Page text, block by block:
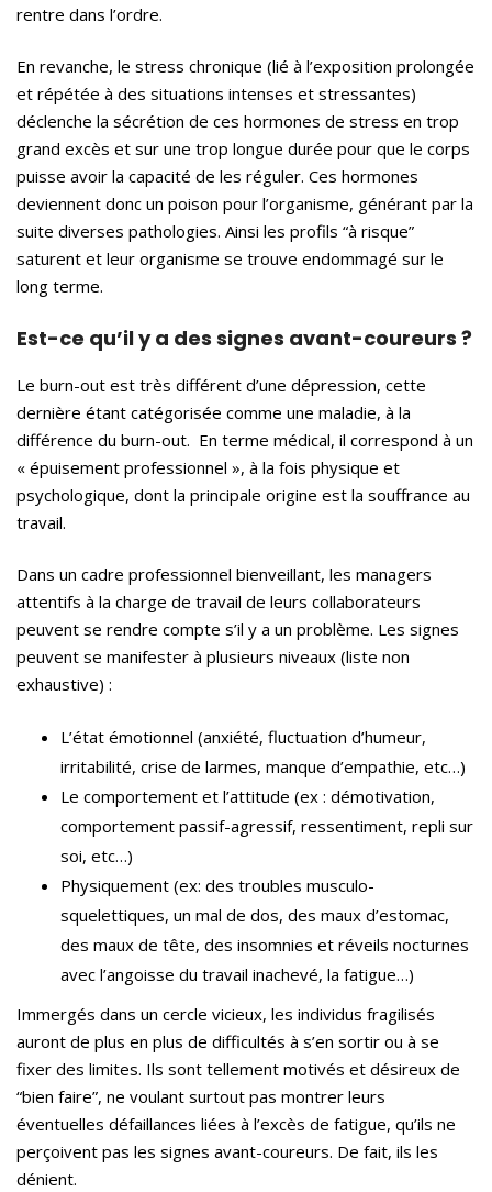
rentre dans l’ordre.
En revanche, le stress chronique (lié à l’exposition prolongée
et répétée à des situations intenses et stressantes)
déclenche la sécrétion de ces hormones de stress en trop
grand excès et sur une trop longue durée pour que le corps
puisse avoir la capacité de les réguler. Ces hormones
deviennent donc un poison pour l’organisme, générant par la
suite diverses pathologies. Ainsi les profils “à risque”
saturent et leur organisme se trouve endommagé sur le
long terme.
Est-ce qu’il y a des signes avant-coureurs ?
Le burn-out est très différent d’une dépression, cette
dernière étant catégorisée comme une maladie, à la
différence du burn-out. En terme médical, il correspond à un
« épuisement professionnel », à la fois physique et
psychologique, dont la principale origine est la souffrance au
travail.
Dans un cadre professionnel bienveillant, les managers
attentifs à la charge de travail de leurs collaborateurs
peuvent se rendre compte s’il y a un problème. Les signes
peuvent se manifester à plusieurs niveaux (liste non
exhaustive) :
L’état émotionnel (anxiété, fluctuation d’humeur,
irritabilité, crise de larmes, manque d’empathie, etc…)
Le comportement et l’attitude (ex : démotivation,
comportement passif-agressif, ressentiment, repli sur
soi, etc…)
Physiquement (ex: des troubles musculo-
squelettiques, un mal de dos, des maux d’estomac,
des maux de tête, des insomnies et réveils nocturnes
avec l’angoisse du travail inachevé, la fatigue…)
Immergés dans un cercle vicieux, les individus fragilisés
auront de plus en plus de difficultés à s’en sortir ou à se
fixer des limites. Ils sont tellement motivés et désireux de
“bien faire”, ne voulant surtout pas montrer leurs
éventuelles défaillances liées à l’excès de fatigue, qu’ils ne
perçoivent pas les signes avant-coureurs. De fait, ils les
dénient.